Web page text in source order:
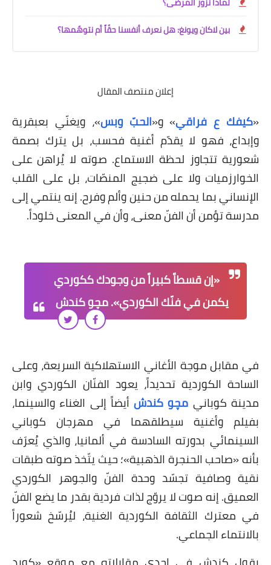
بين لاكان ويونغ: هل نعرف أنفسنا حقّاً أم نتوهّمها؟
إعلان منتصف المقال
«كيفك ع فراقي» و«الحبّ وبس»، ويغنّي بعبقرية
وإبداع، فهو لا يقدّم أغنية فحسب، بل يترك بصمة
شعورية تتجاوز لحظة الاستماع. صوته لا يُراهن على
الخوارزميات ولا على ضجيج المنصّات، بل على القلب
الإنساني بما يحمله من حنين وألم وفرح. إنه ينتمي إلى
مدرسة تؤمن أن الفنّ معنى، وأن في المعنى خلوداً.
«إن قسطاً كبيراً من وجودك ككوردي
يكمن في فنّك الكوردي». مچو كندش
في مقابل موجة الأغاني الاستهلاكية السريعة، وعلى
الساحة الكوردية تحديداً، يعود الفنّان الكوردي وابن
مدينة كوباني مچو كندشأيضاً إلى الغناء والسينما،
بفيلم وأغنية سيطلقهما في مهرجان كوباني
السينمائي بدورته السادسة في ألمانيا، والذي يُعرَف
بأنه «صاحب الحنجرة الذهبية»؛ حيث يتّخذ صوته طبقات
نقية وصافية تجسّد وحدة الفنّ والجوهر الكوردي
العميق. إنه صوت لا يروّج لذات فردية بقدر ما يضع الفنّ
في معترك الثقافة الكوردية الغنية، ليُرسّخ شعوراً
بالانتماء الجماعي.